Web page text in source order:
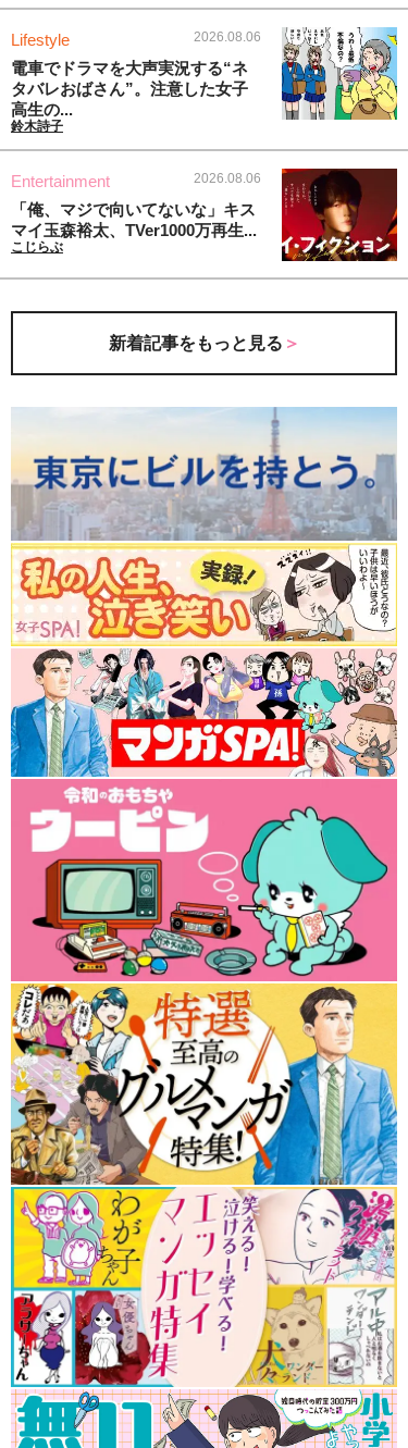
Lifestyle 2026.08.06
電車でドラマを大声実況する“ネ
タバレおばさん”。注意した女子
高生の...
鈴木詩子
Entertainment 2026.08.06
「俺、マジで向いてないな」キス
マイ玉森裕太、TVer1000万再生...
こじらぶ
新着記事をもっと見る